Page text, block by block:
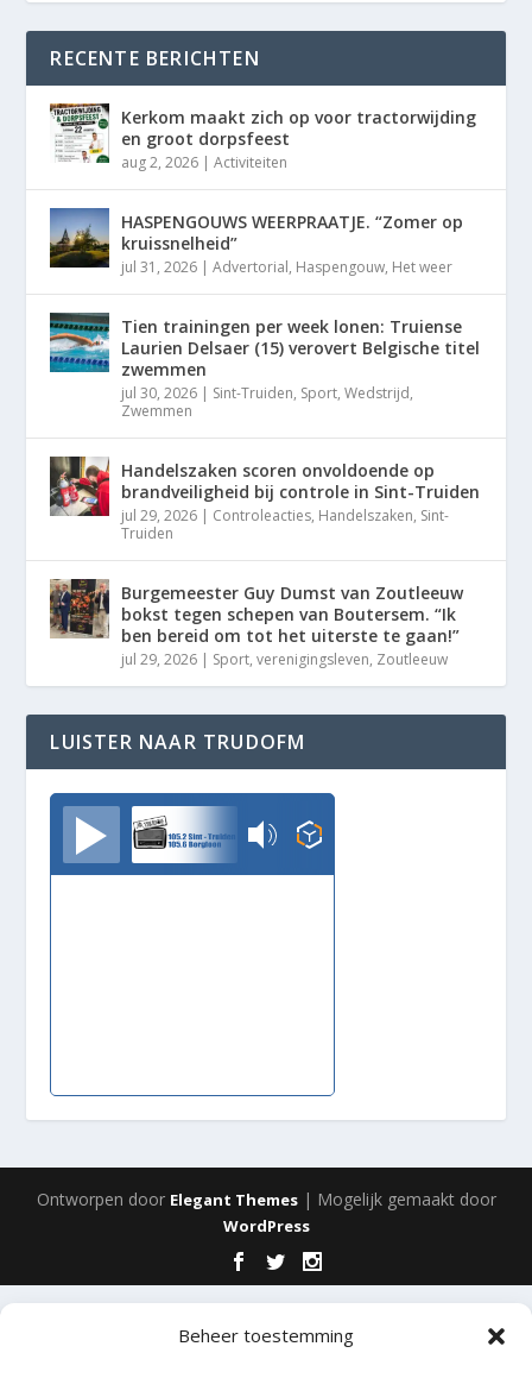
Beheer toestemming
RECENTE BERICHTEN
Kerkom maakt zich op voor tractorwijding
en groot dorpsfeest
aug 2, 2026 |Activiteiten
HASPENGOUWS WEERPRAATJE. “Zomer op
kruissnelheid”
jul 31, 2026 |Advertorial, Haspengouw, Het weer
Tien trainingen per week lonen: Truiense
Laurien Delsaer (15) verovert Belgische titel
zwemmen
jul 30, 2026 | Sint-Truiden, Sport,Wedstrijd,
Zwemmen
Handelszaken scoren onvoldoende op
brandveiligheid bij controle in Sint-Truiden
jul 29, 2026 | Controleacties, Handelszaken, Sint-
Truiden
Burgemeester Guy Dumst van Zoutleeuw
bokst tegen schepen van Boutersem. “Ik
ben bereid om tot het uiterste te gaan!”
jul 29, 2026 | Sport,verenigingsleven, Zoutleeuw
LUISTER NAAR TRUDOFM
TrudoFM
Ontworpen door Elegant Themes| Mogelijk gemaakt door
WordPress